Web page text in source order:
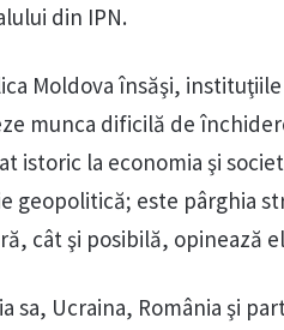
din IPN.
Moldova însăşi,
munca dificilă de
istoric la economia şi
geopolitică; este pârghia
cât şi posibilă, opinează
sa, Ucraina, România şi